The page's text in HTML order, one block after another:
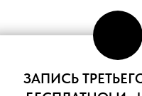
ЗАПИСЬ
инспекцию,
году.